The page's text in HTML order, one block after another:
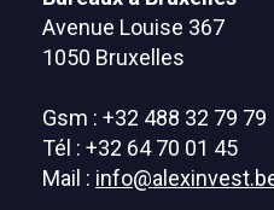
Avenue Louise 367
1050 Bruxelles
Gsm : +32 488 32 79 79
Tél : +32 64 70 01 45
Mail :